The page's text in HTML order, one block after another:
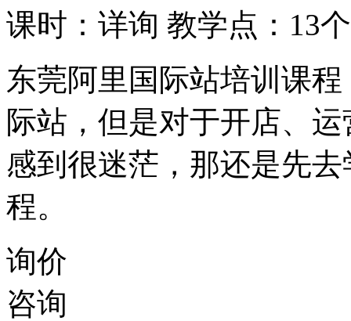
课时：详询 教学点：13个
东莞阿里国际站培训课
际站，但是对于开店、
感到很迷茫，那还是先
程。
询价
咨询